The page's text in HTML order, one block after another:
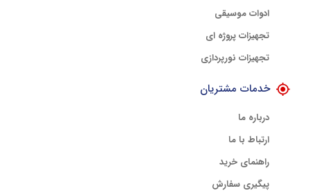
ادوات موسیقی
تجهیزات پروژه ای
تجهیزات نورپردازی
خدمات مشتریان
درباره ما
ارتباط با ما
راهنمای خرید
پیگیری سفارش